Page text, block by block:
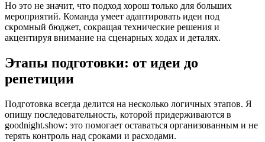
Но это не значит, что подход хорош только для больших
мероприятий. Команда умеет адаптировать идеи под
скромный бюджет, сокращая технические решения и
акцентируя внимание на сценарных ходах и деталях.
Этапы подготовки: от идеи до
репетиции
Подготовка всегда делится на несколько логичных этапов. Я
опишу последовательность, которой придерживаются в
goodnight.show: это помогает оставаться организованным и не
терять контроль над сроками и расходами.